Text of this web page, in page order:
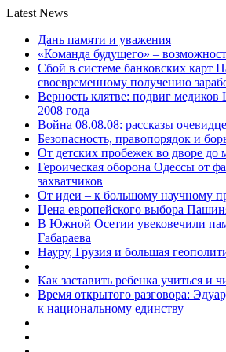
Latest News
Дань памяти и уважения
«Команда будущего» –
Сбой в системе банковских карт
своевременному получению
Верность клятве: подвиг медиков
2008 года
Война 08.08.08: рассказы
Безопасность, правопорядок и
От детских пробежек во дворе до
Героическая оборона Одессы от
захватчиков
От идеи – к большому научному
Цена европейского выбора
В Южной Осетии увековечили
Габараева
Науру, Грузия и большая
Как заставить ребенка учиться и
Время открытого разговора:
к национальному единству